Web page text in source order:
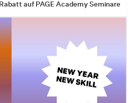
auf PAGE Academy Seminare